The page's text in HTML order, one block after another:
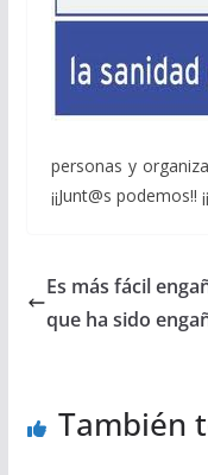
personas y
¡¡Junt@s podemos!!
Es más fácil
que ha sido
También